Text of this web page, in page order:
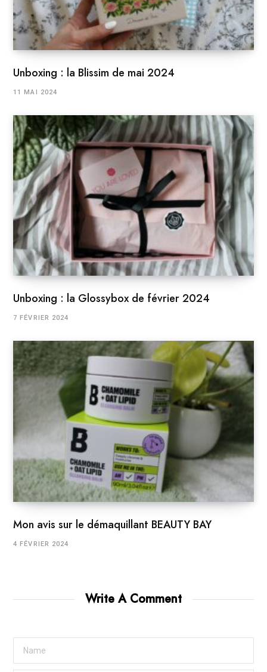
Unboxing : la Blissim de mai 2024
11 MAI 2024
Unboxing : la Glossybox de février 2024
7 FÉVRIER 2024
Mon avis sur le démaquillant BEAUTY BAY
4 FÉVRIER 2024
Write A Comment